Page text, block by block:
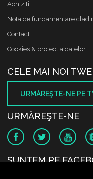
Achizitii
Nota de fundamentare
Contact
Cookies & protectia datelor
CELE MAI NOI
URMĂREŞTE-NE PE
URMĂREŞTE-NE
SUNTEM PE